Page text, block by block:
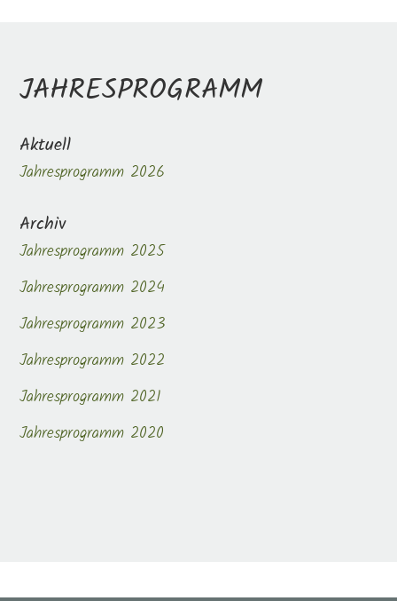
JAHRESPROGRAMM
Aktuell
Jahresprogramm 2026
Archiv
Jahresprogramm 2025
Jahresprogramm 2024
Jahresprogramm 2023
Jahresprogramm 2022
Jahresprogramm 2021
Jahresprogramm 2020